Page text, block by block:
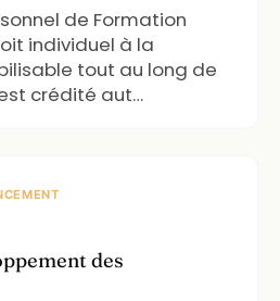
de Formation
individuel à la
tout au long de
crédité aut…
des